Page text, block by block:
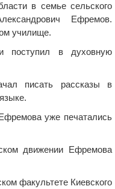
в семье сельского
Ефремов.
училище.
в духовную
писать рассказы в
уже печатались
движении Ефремова
факультете Киевского